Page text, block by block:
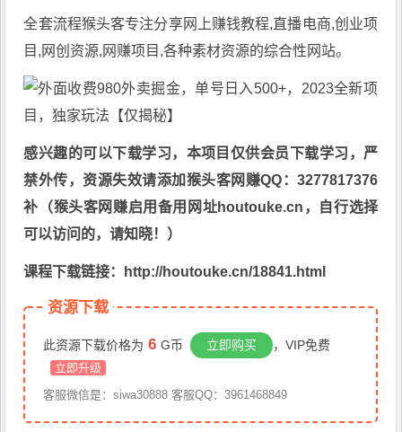
全套流程猴头客专注分享网上赚钱教程,直播电商,创业项
目,网创资源, 网赚项目 ,各种素材资源的综合性网站。
感兴趣的可以下载学习，本项目仅供会员下载学习，严
禁外传，资源失效请添加猴头客网赚QQ：3277817376
补（猴头客网赚启用备用网址houtouke.cn，自行选择
可以访问的，请知晓！）
课程下载链接：http://houtouke.cn/18841.html
资源下载
此资源下载价格为 6 G币 立即购买 ，VIP免费
立即升级
客服微信是：siwa30888 客服QQ：3961468849